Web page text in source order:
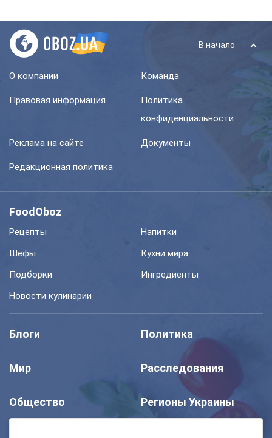
В начало
О компании Команда
Правовая информация
Политика
конфиденциальности
Реклама на сайте Документы
Редакционная политика
FoodOboz
Рецепты
Напитки
Шефы
Кухни мира
Подборки
Ингредиенты
Новости кулинарии
Блоги Политика
Мир Расследования
Общество Регионы Украины